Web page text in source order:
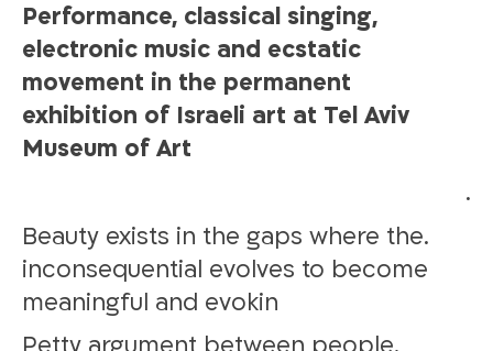
Performance, classical singing,
electronic music and ecstatic
movement in the permanent
exhibition of Israeli art at Tel Aviv
Museum of Art
.
.Beauty exists in the gaps where the
inconsequential evolves to become
meaningful and evokin